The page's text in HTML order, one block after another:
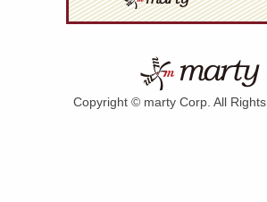
Copyright © marty Corp. All